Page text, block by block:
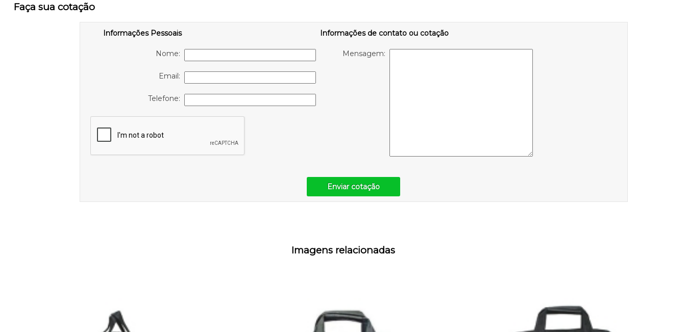
Faça sua cotação
Informações Pessoais
Nome:
Email:
Telefone:
Informações de contato ou cotação
Mensagem:
Enviar cotação
Imagens relacionadas